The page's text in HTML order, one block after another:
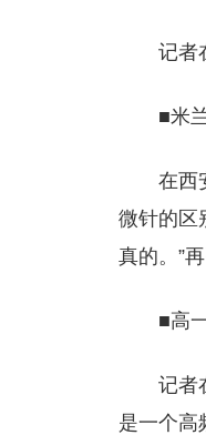
记者
■米
在西
微针的区
真的。”
■高
记者
是一个高